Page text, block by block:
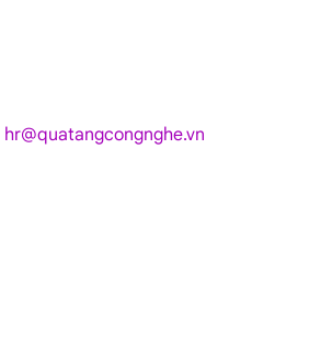
hr@quatangcongnghe.vn